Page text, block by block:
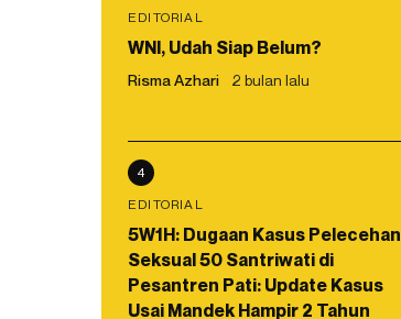
EDITORIAL
WNI, Udah Siap Belum?
Risma Azhari 2 bulan lalu
4
EDITORIAL
5W1H: Dugaan Kasus Pelecehan
Seksual 50 Santriwati di
Pesantren Pati: Update Kasus
Usai Mandek Hampir 2 Tahun